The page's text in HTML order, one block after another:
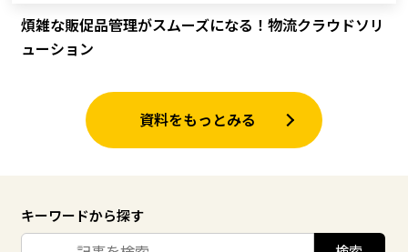
煩雑な販促品管理がスムーズになる！物流クラウドソリ
ューション
資料をもっとみる
キーワードから探す